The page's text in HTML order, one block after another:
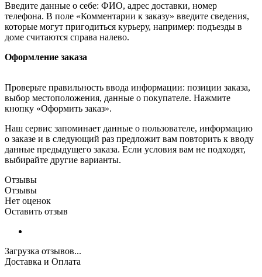
Введите данные о себе: ФИО, адрес доставки, номер
телефона. В поле «Комментарии к заказу» введите сведения,
которые могут пригодиться курьеру, например: подъезды в
доме считаются справа налево.
Оформление заказа
Проверьте правильность ввода информации: позиции заказа,
выбор местоположения, данные о покупателе. Нажмите
кнопку «Оформить заказ».
Наш сервис запоминает данные о пользователе, информацию
о заказе и в следующий раз предложит вам повторить к вводу
данные предыдущего заказа. Если условия вам не подходят,
выбирайте другие варианты.
Отзывы
Отзывы
Нет оценок
Оставить отзыв
Загрузка отзывов...
Доставка и Оплата